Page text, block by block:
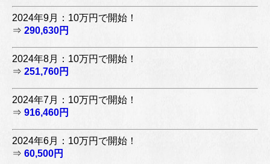
2024年9月：10万円で開始！
⇒ 290,630円
2024年8月：10万円で開始！
⇒ 251,760円
2024年7月：10万円で開始！
⇒ 916,460円
2024年6月：10万円で開始！
⇒ 60,500円